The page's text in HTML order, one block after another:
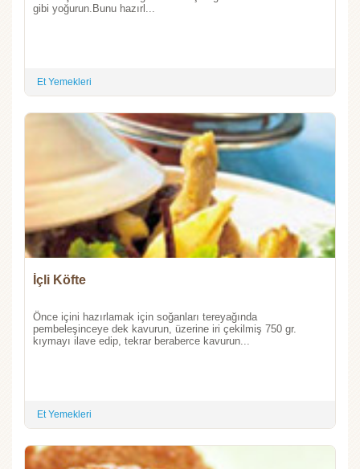
gibi yoğurun.Bunu hazırl...
Et Yemekleri
İçli Köfte
Önce içini hazırlamak için soğanları tereyağında
pembeleşinceye dek kavurun, üzerine iri çekilmiş 750 gr.
kıymayı ilave edip, tekrar beraberce kavurun...
Et Yemekleri